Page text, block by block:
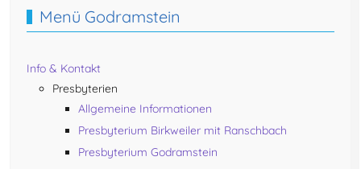
Menü Godramstein
Info & Kontakt
Presbyterien
Allgemeine Informationen
Presbyterium Birkweiler mit Ranschbach
Presbyterium Godramstein